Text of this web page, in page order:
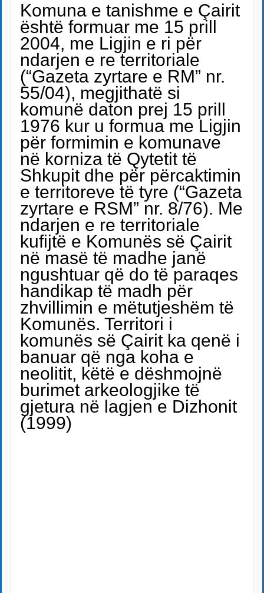
Komuna e tanishme e Çairit
është formuar me 15 prill
2004, me Ligjin e ri për
ndarjen e re territoriale
(“Gazeta zyrtare e RM” nr.
55/04), megjithatë si
komunë daton prej 15 prill
1976 kur u formua me Ligjin
për formimin e komunave
në korniza të Qytetit të
Shkupit dhe për përcaktimin
e territoreve të tyre (“Gazeta
zyrtare e RSM” nr. 8/76). Me
ndarjen e re territoriale
kufijtë e Komunës së Çairit
në masë të madhe janë
ngushtuar që do të paraqes
handikap të madh për
zhvillimin e mëtutjeshëm të
Komunës. Territori i
komunës së Çairit ka qenë i
banuar që nga koha e
neolitit, këtë e dëshmojnë
burimet arkeologjike të
gjetura në lagjen e Dizhonit
(1999)